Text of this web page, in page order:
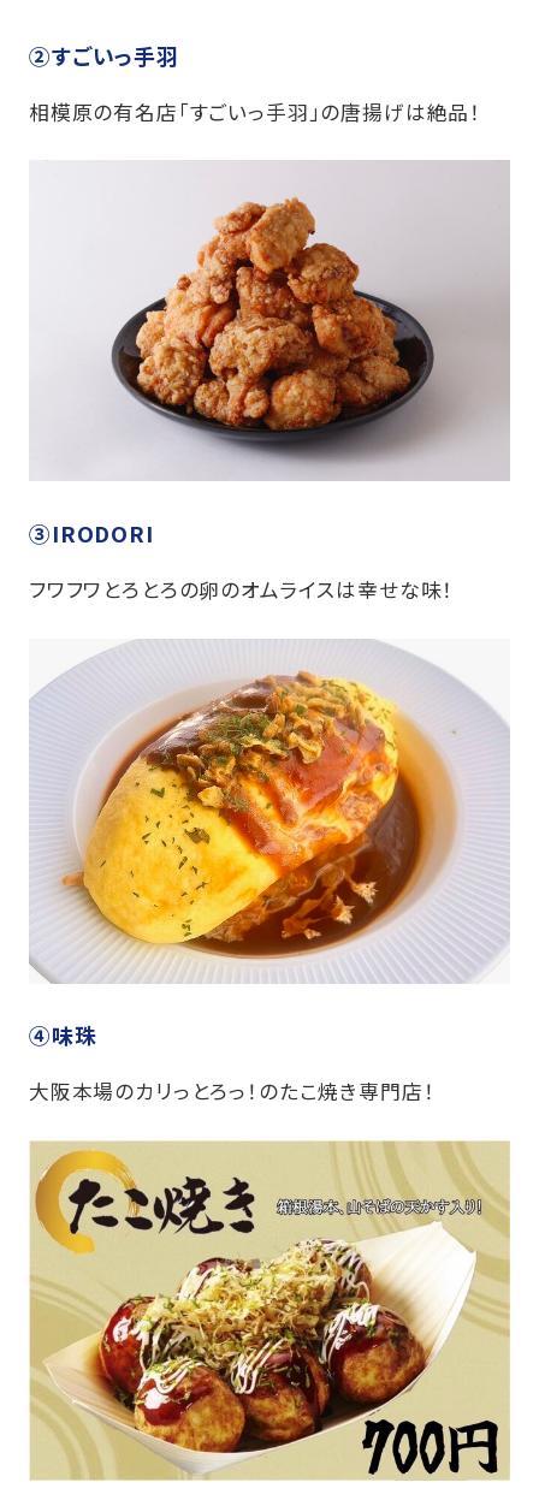
②すごいっ手羽
相模原の有名店「すごいっ手羽」の唐揚げは絶品！
③IRODORI
フワフワとろとろの卵のオムライスは幸せな味！
④味珠
大阪本場のカリっとろっ！のたこ焼き専門店！